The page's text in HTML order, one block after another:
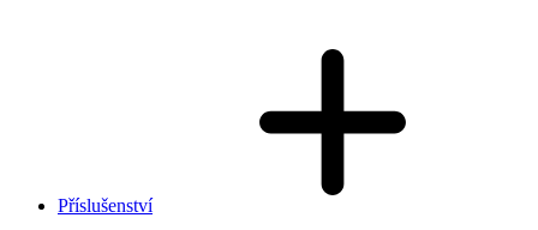
Příslušenství